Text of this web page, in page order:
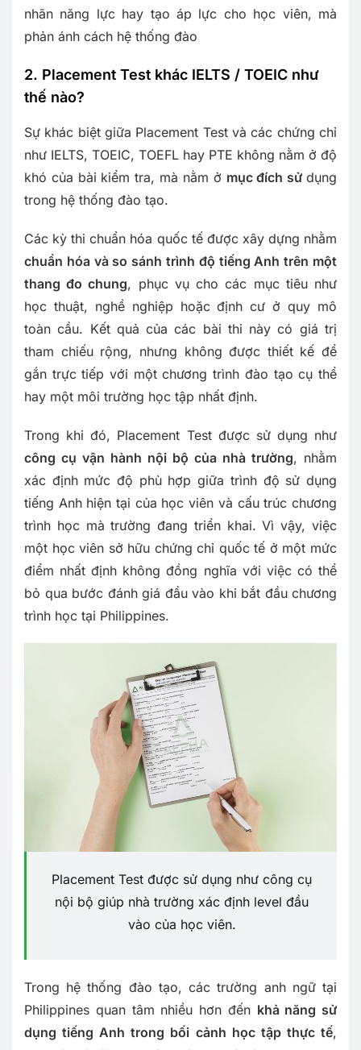
nhãn năng lực hay tạo áp lực cho học viên, mà
phản ánh cách hệ thống đào
2. Placement Test khác IELTS / TOEIC như
thế nào?
Sự khác biệt giữa Placement Test và các chứng chỉ
như IELTS, TOEIC, TOEFL hay PTE không nằm ở độ
khó của bài kiểm tra, mà nằm ở mục đích sửdụng
trong hệ thống đào tạo.
Các kỳ thi chuẩn hóa quốc tế được xây dựng nhằm
chuẩn hóa và so sánh trình độ tiếng Anh trên một
thang đo chung, phục vụ cho các mục tiêu như
học thuật, nghề nghiệp hoặc định cư ở quy mô
toàn cầu. Kết quả của các bài thi này có giá trị
tham chiếu rộng, nhưng không được thiết kế để
gắn trực tiếp với một chương trình đào tạo cụ thể
hay một môi trường học tập nhất định.
Trong khi đó, Placement Test được sử dụng như
công cụ vận hành nội bộ của nhà trường, nhằm
xác định mức độ phù hợp giữa trình độ sử dụng
tiếng Anh hiện tại của học viên và cấu trúc chương
trình học mà trường đang triển khai. Vì vậy, việc
một học viên sở hữu chứng chỉ quốc tế ở một mức
điểm nhất định không đồng nghĩa với việc có thể
bỏ qua bước đánh giá đầu vào khi bắt đầu chương
trình học tại Philippines.
Placement Test được sử dụng như công cụ
nội bộ giúp nhà trường xác định level đầu
vào của học viên.
Trong hệ thống đào tạo, các trường anh ngữ tại
Philippines quan tâm nhiều hơn đến khả năng sử
dụng tiếng Anh trong bối cảnh học tập thực tế,